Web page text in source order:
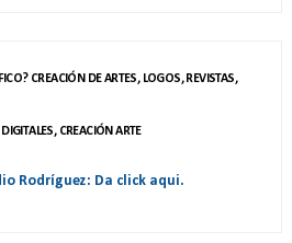
CREACIÓN DE ARTES, LOGOS, REVISTAS,
CREACIÓN ARTE
Rodríguez: Da click aqui.